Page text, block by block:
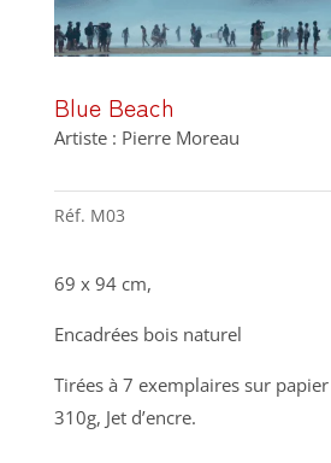
Blue Beach
Artiste : Pierre Moreau
Réf. M03
69 x 94 cm,
Encadrées bois naturel
Tirées à 7 exemplaires sur
310g, Jet d’encre.